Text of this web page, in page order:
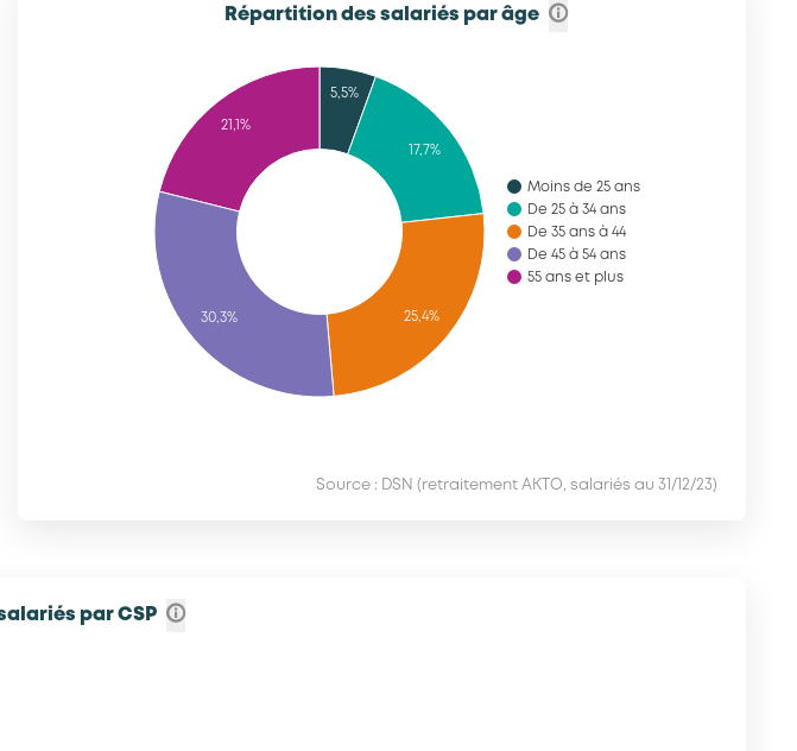
Répartition des salariés par âge
Moins de 25 ans
De 25 à 34 ans
De 35 ans à 44
De 45 à 54 ans
55 ans et plus
5,5%
17,7%
25,4%
21,1%
30,3%
Source : DSN (retraitement AKTO, salariés au 31/12/23)
par CSP